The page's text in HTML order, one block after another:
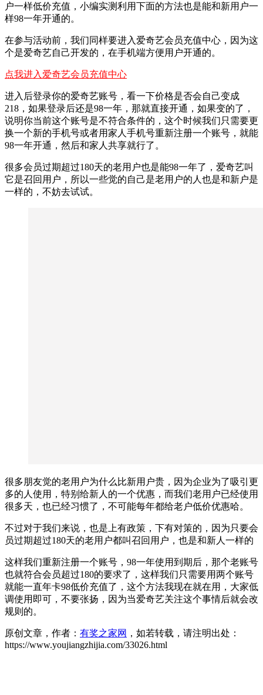
户一样低价充值，小编实测利用下面的方法也是能和新用户一
样98一年开通的。
在参与活动前，我们同样要进入爱奇艺会员充值中心，因为这
个是爱奇艺自己开发的，在手机端方便用户开通的。
点我进入爱奇艺会员充值中心
进入后登录你的爱奇艺账号，看一下价格是否会自己变成
218，如果登录后还是98一年，那就直接开通，如果变的了，
说明你当前这个账号是不符合条件的，这个时候我们只需要更
换一个新的手机号或者用家人手机号重新注册一个账号，就能
98一年开通，然后和家人共享就行了。
很多会员过期超过180天的老用户也是能98一年了，爱奇艺叫
它是召回用户，所以一些觉的自己是老用户的人也是和新户是
一样的，不妨去试试。
很多朋友觉的老用户为什么比新用户贵，因为企业为了吸引更
多的人使用，特别给新人的一个优惠，而我们老用户已经使用
很多天，也已经习惯了，不可能每年都给老户低价优惠哈。
不过对于我们来说，也是上有政策，下有对策的，因为只要会
员过期超过180天的老用户都叫召回用户，也是和新人一样的
这样我们重新注册一个账号，98一年使用到期后，那个老账号
也就符合会员超过180的要求了，这样我们只需要用两个账号
就能一直年卡98低价充值了，这个方法我现在就在用，大家低
调使用即可，不要张扬，因为当爱奇艺关注这个事情后就会改
规则的。
原创文章，作者： 有奖之家网 ，如若转载，请注明出处：
https://www.youjiangzhijia.com/33026.html